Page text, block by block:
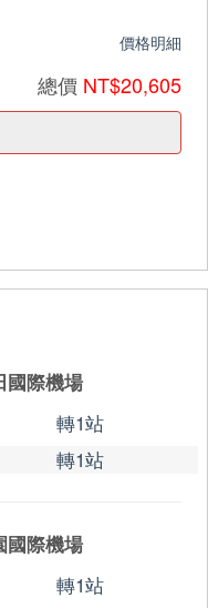
價格明細
總價 NT$20,605
國際機場
轉1站
轉1站
國際機場
轉1站